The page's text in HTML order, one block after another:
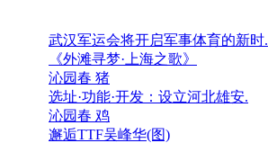
武汉军运会将开启军事体育的新时.
《外滩寻梦·上海之歌》
沁园春 猪
选址·功能·开发：设立河北雄安.
沁园春 鸡
邂逅TTF吴峰华(图)